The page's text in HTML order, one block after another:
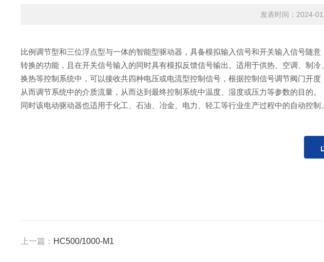
发表时间：2024-
比例调节型和三位浮点型与一体的智能型驱动器，具备模拟输入信号和开关输入信号随意
转换的功能，且在开关信号输入的同时具有模拟反馈信号输出。适用于供热、空调、制冷、
换热等控制系统中，可以接收共四种电压或电流型控制信号，根据控制信号调节阀门开度
从而调节系统中的介质流量，从而达到最终控制系统中温度、湿度或压力等参数的目的。
同时该电动驱动器也适用于化工、石油、冶金、电力、轻工等行业生产过程中的自动控制。
上一篇： HC500/1000-M1